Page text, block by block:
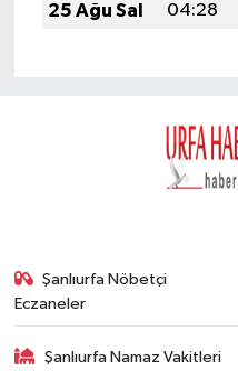
25 Ağu Sal
04:28
Şanlıurfa Nöbetçi
Eczaneler
Şanlıurfa Namaz Vakitleri